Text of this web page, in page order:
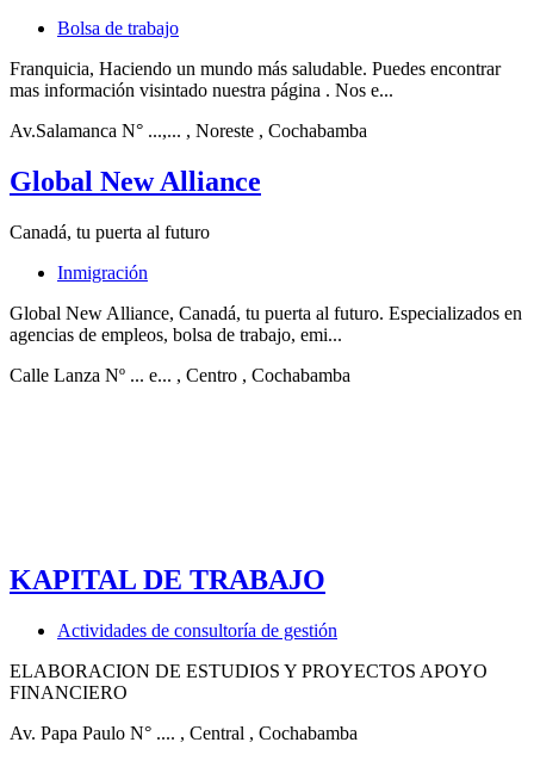
Bolsa de trabajo
Franquicia, Haciendo un mundo más saludable. Puedes encontrar
mas información visintado nuestra página . Nos e...
Av.Salamanca N° ...,... , Noreste , Cochabamba
Global New Alliance
Canadá, tu puerta al futuro
Inmigración
Global New Alliance, Canadá, tu puerta al futuro. Especializados en
agencias de empleos, bolsa de trabajo, emi...
Calle Lanza Nº ... e... , Centro , Cochabamba
KAPITAL DE TRABAJO
Actividades de consultoría de gestión
ELABORACION DE ESTUDIOS Y PROYECTOS APOYO
FINANCIERO
Av. Papa Paulo N° .... , Central , Cochabamba